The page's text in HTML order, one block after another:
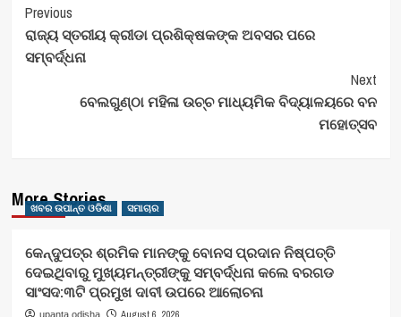
Post
Navigation
Previous
ରାଜ୍ୟ ସ୍ତରୀୟ କ୍ରୀଡା ପ୍ରଶିକ୍ଷକଙ୍କ ଅବସର ପରେ
ସମ୍ବର୍ଦ୍ଧନା
Next
ବେଲଗୁଣ୍ଠା ମହିଳା ଉଚ୍ଚ ମାଧ୍ୟମିକ ବିଦ୍ୟାଳୟରେ ବନ
ମହୋତ୍ସବ
More Stories
ଖବର ଉପାନ୍ତ ଓଡିଶା ସମାଚାର
କେନ୍ଦୁପତ୍ର ଶ୍ରମିକ ମାନଙ୍କୁ ବୋନସ ପ୍ରଦାନ ନିଷ୍ପତ୍ତି
ଦେଇଥିବାରୁ ମୁଖ୍ୟମନ୍ତ୍ରୀଙ୍କୁ ସମ୍ବର୍ଦ୍ଧନା କଲେ ବରଗଡ
ସାଂସଦ:୩ଟି ପ୍ରମୁଖ ଦାବୀ ଉପରେ ଆଲୋଚନା
upanta odisha August 6, 2026